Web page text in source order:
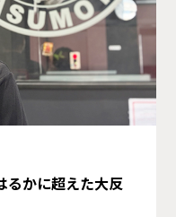
るかに超えた大反